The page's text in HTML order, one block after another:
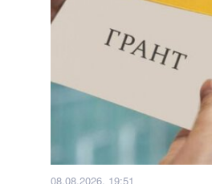
Ученые неожиданно
том, что видят глаза: как это
Как приготовить вкусную и
пасху? Просто добавьте один
Мишина показала живот на
снимке. Фото
08.08.2026, 19:51